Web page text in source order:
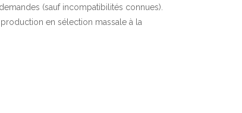
(sauf incompatibilités connues).
en sélection massale à la